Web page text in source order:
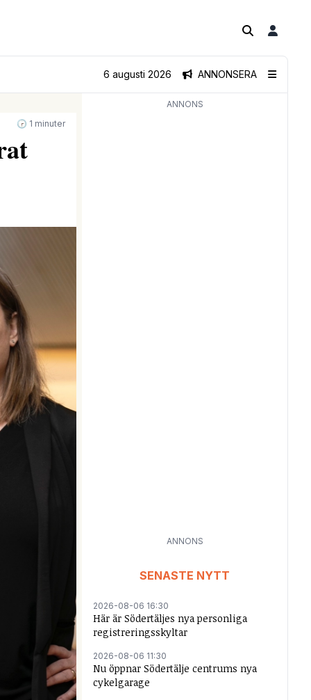
ANNONSERA
6 augusti 2026
🕝 1 minuter
ANNONS
ANNONS
SENASTE NYTT
2026-08-06 16:30
Här är Södertäljes nya personliga
registreringsskyltar
2026-08-06 11:30
Nu öppnar Södertälje centrums nya
cykelgarage